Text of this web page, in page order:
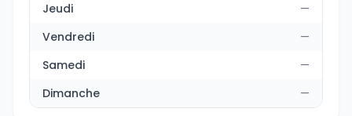
Jeudi
—
Vendredi
—
Samedi
—
Dimanche
—